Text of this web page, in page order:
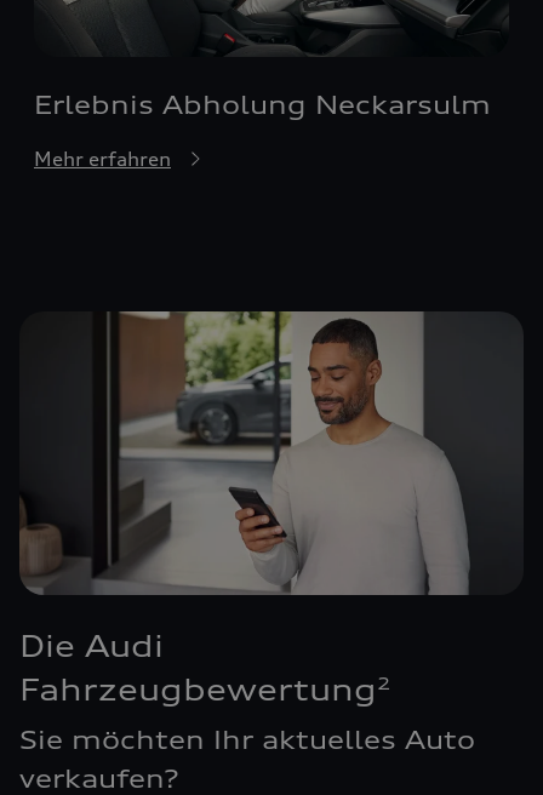
Erlebnis Abholung Neckarsulm
Mehr erfahren
Die Audi
Fahrzeugbewertung 2
Sie möchten Ihr aktuelles Auto
verkaufen?